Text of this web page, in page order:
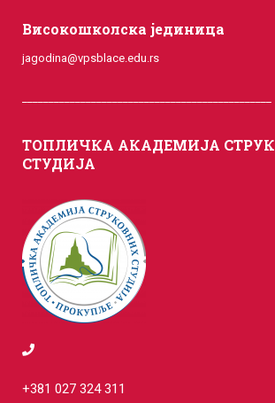
Високошколска јединица
jagodina@vpsblace.edu.rs
ТОПЛИЧКА АКАДЕМИЈА
СТУДИЈА
+381 027 324 311